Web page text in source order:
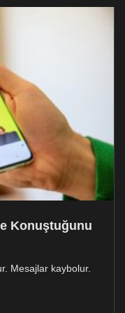
Konuştuğunu
Mesajlar kaybolur.